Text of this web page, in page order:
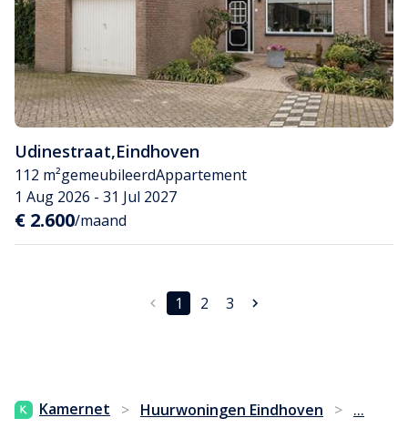
Udinestraat,Eindhoven
112 m²gemeubileerdAppartement
1 Aug 2026 - 31 Jul 2027
€ 2.600/maand
1 2 3
Kamernet > Huurwoningen Eindhoven > ...